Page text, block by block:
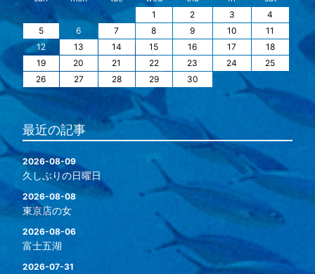
1
2 3
4
5
6 7 8 9 10
11
12
13 14 15 16 17
18
19
20 21 22 23 24
25
26
27 28 29 30
最近の記事
2026-08-09
久しぶりの日曜日
2026-08-08
東京店の女
2026-08-06
富士五湖
2026-07-31